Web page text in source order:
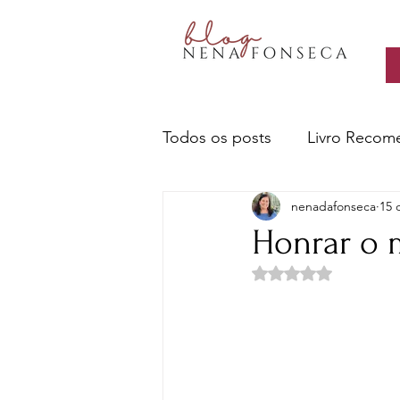
Todos os posts Livro
Livros- Nena recomenda
Sobre escritores e a escrita
Honrar o
nenadafonseca 15
Avaliado com NaN